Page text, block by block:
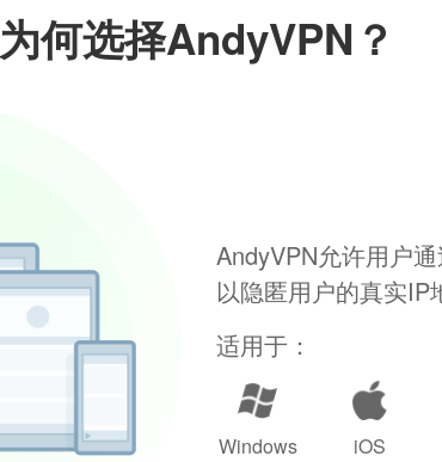
为何选择AndyVPN？
AndyVPN允许用户
以隐匿用户的真实IP
适用于：
Windows iOS